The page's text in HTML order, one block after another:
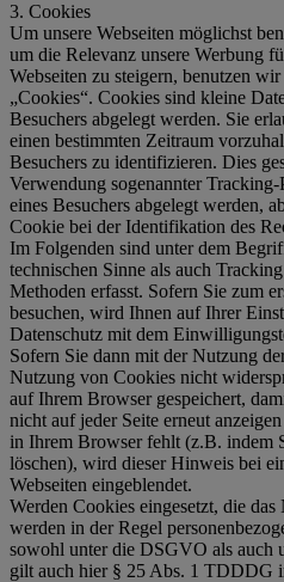
3. Cookies
Um unsere Webseiten möglichst
um die Relevanz unsere Werbung
Webseiten zu steigern, benutzen
„Cookies“. Cookies sind kleine
Besuchers abgelegt werden. Sie
einen bestimmten Zeitraum
Besuchers zu identifizieren. Dies
Verwendung sogenannter
eines Besuchers abgelegt werden,
Cookie bei der Identifikation des
Im Folgenden sind unter dem
technischen Sinne als auch
Methoden erfasst. Sofern Sie zum
besuchen, wird Ihnen auf Ihrer
Datenschutz mit dem
Sofern Sie dann mit der Nutzung
Nutzung von Cookies nicht
auf Ihrem Browser gespeichert,
nicht auf jeder Seite erneut
in Ihrem Browser fehlt (z.B. indem
löschen), wird dieser Hinweis bei
Webseiten eingeblendet.
Werden Cookies eingesetzt, die
werden in der Regel
sowohl unter die DSGVO als auch
gilt auch hier § 25 Abs. 1 TDDDG